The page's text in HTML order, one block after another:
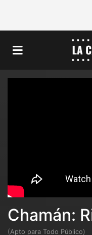
Chamán:
(Apto para Todo Público)